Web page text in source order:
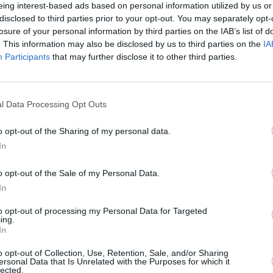
interest-based ads based on personal information utilized by us
to third parties prior to your opt-out. You may separately
of your personal information by third parties on the IAB’s list of
This information may also be disclosed by us to third parties on the
Participants that may further disclose it to other third parties.
Data Processing Opt Outs
opt-out of the Sharing of my personal data.
opt-out of the Sale of my Personal Data.
opt-out of processing my Personal Data for Targeted
opt-out of Collection, Use, Retention, Sale, and/or Sharing
Data that Is Unrelated with the Purposes for which it
notte, dopo una breve pausa
gli sbarchi di migranti sono ripresi
sono stati intercettati e portati a
di Finanza e della Capitaneria di
259 persone.
migratoria, erano stati registrati altri tre
a Lampedusa 114 persone in cerca
nell’hotspot di contrada Imbriacola, che
da parte delle autorità
613 ospiti.
metri, giunta durante la notte,
20 donne e 15 minorenni. Questi individui
con i